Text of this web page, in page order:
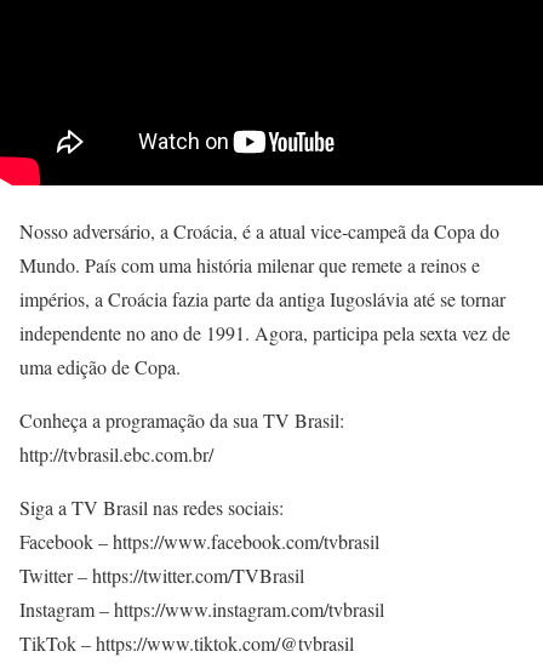
Nosso adversário, a Croácia, é a atual vice-campeã da Copa do
Mundo. País com uma história milenar que remete a reinos e
impérios, a Croácia fazia parte da antiga Iugoslávia até se tornar
independente no ano de 1991. Agora, participa pela sexta vez de
uma edição de Copa.
Conheça a programação da sua TV Brasil:
http://tvbrasil.ebc.com.br/
Siga a TV Brasil nas redes sociais:
Facebook – https://www.facebook.com/tvbrasil
Twitter – https://twitter.com/TVBrasil
Instagram – https://www.instagram.com/tvbrasil
TikTok – https://www.tiktok.com/@tvbrasil